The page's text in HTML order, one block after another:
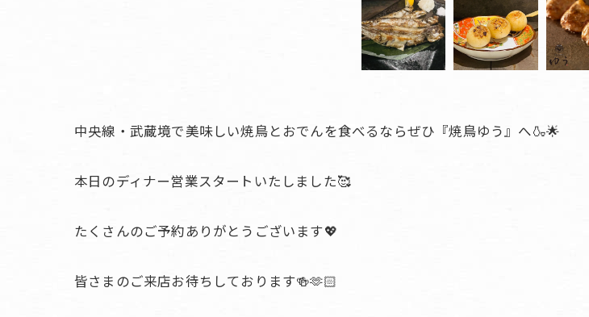
中央線・武蔵境で美味しい焼鳥とおでんを食べるならぜひ『焼鳥ゆう』へ🍶🌟
本日のディナー営業スタートいたしました🥰
たくさんのご予約ありがとうございます💖
皆さまのご来店お待ちしております🍻🫶🏻